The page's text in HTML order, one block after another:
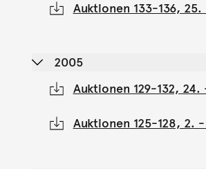
Auktionen 133-136,
2005
Auktionen 129-132, 24.
Auktionen 125-128, 2.